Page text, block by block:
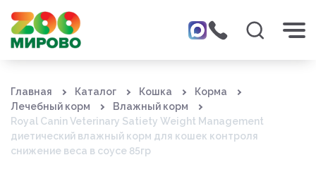
Главная Каталог Кошка
Корма
Лечебный корм
Влажный корм
Royal Canin Veterinary Satiety Weight Management
диетический влажный корм для кошек контроля
снижение веса в соусе 85гр